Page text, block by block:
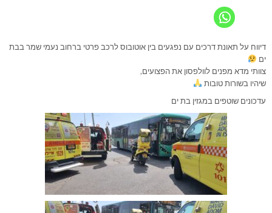
דיווח על תאונת דרכים עם נפגעים בין אוטובוס לרכב פרטי ברחוב נעמי שמר בבת
ים
צוותי מדא מפנים לוולפסון את הפצועים,
שיהיו בשורות טובות
עדכונים שוטפים במגזין בת ים